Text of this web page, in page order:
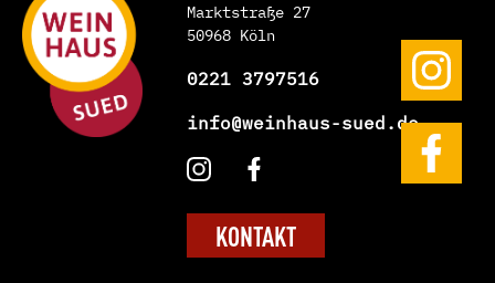
Marktstraße 27
50968 Köln
0221 3797516
info@weinhaus-sued.de
KONTAKT